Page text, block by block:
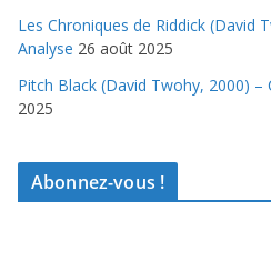
Les Chroniques de Riddick (David
Analyse 26 août 2025
Pitch Black (David Twohy, 2000) –
2025
Abonnez-vous !